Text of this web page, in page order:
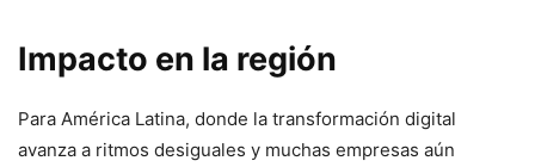
Impacto en la región
Para América Latina, donde la transformación digital
avanza a ritmos desiguales y muchas empresas aún